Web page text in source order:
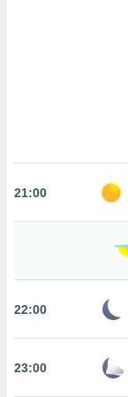
a
cookies,
21:00
22:00
23:00